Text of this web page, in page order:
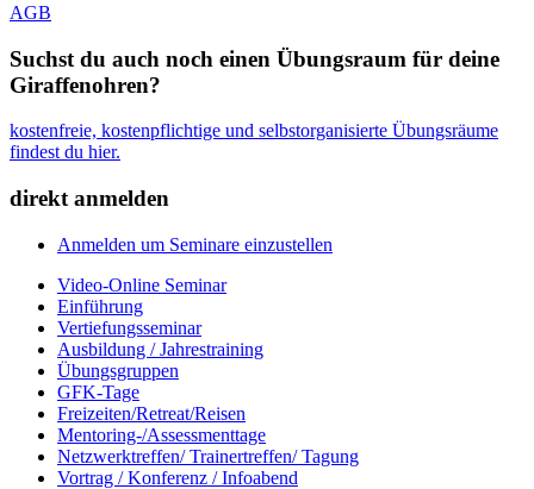
AGB
Suchst du auch noch einen Übungsraum für deine
Giraffenohren?
kostenfreie, kostenpflichtige und selbstorganisierte Übungsräume
findest du hier.
direkt anmelden
Anmelden um Seminare einzustellen
Video-Online Seminar
Einführung
Vertiefungsseminar
Ausbildung / Jahrestraining
Übungsgruppen
GFK-Tage
Freizeiten/Retreat/Reisen
Mentoring-/Assessmenttage
Netzwerktreffen/ Trainertreffen/ Tagung
Vortrag / Konferenz / Infoabend